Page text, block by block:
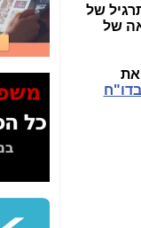
של
של
את
בדו"ח
2" על
משה
המשך
ששמו
כאן
סיכום